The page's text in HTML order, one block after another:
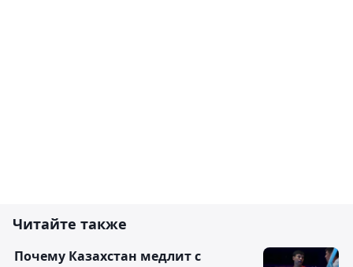
Читайте также
Почему Казахстан медлит с